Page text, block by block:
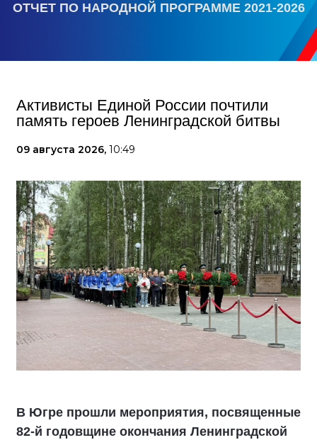
ОТЧЕТ ПО НАРОДНОЙ ПРОГРАММЕ 2021-2026
Активисты Единой России почтили
память героев Ленинградской битвы
09 августа 2026, 10:49
В Югре прошли мероприятия, посвященные
82-й годовщине окончания Ленинградской